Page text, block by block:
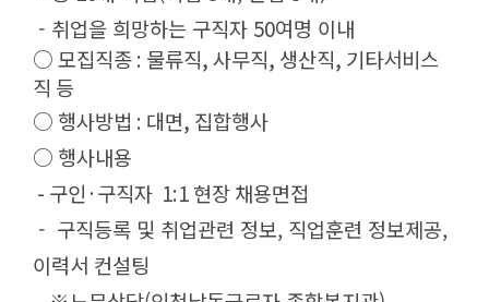
- 취업을 희망하는 구직자 50여명 이내
○ 모집직종 : 물류직, 사무직, 생산직, 기타서비스
직 등
○ 행사방법 : 대면, 집합행사
○ 행사내용
- 구인 ·구직자 1:1 현장 채용면접
- 구직등록 및 취업관련 정보, 직업훈련 정보제공,
이력서 컨설팅